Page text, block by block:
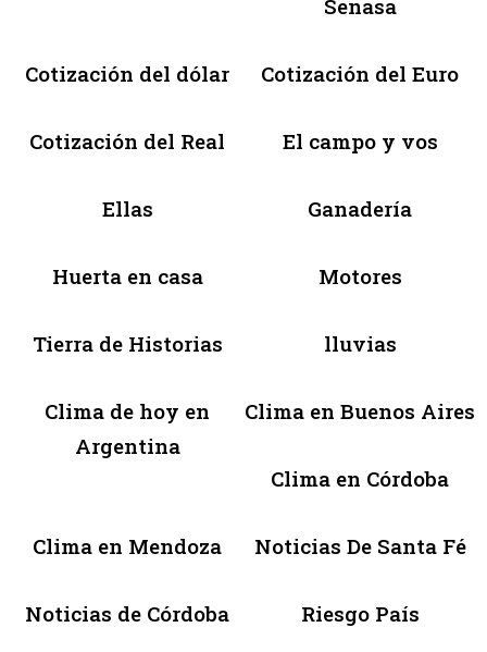
Senasa
Cotización del dólar Cotización del Euro
Cotización del Real El campo y vos
Ellas Ganadería
Huerta en casa Motores
Tierra de Historias lluvias
Clima de hoy en
Argentina
Clima en Buenos Aires
Clima en Córdoba
Clima en Mendoza Noticias De Santa Fé
Noticias de Córdoba Riesgo País